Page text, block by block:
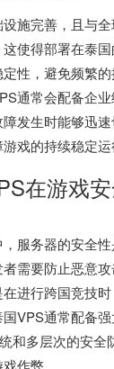
施完善，且与
使得部署在泰
性，避免频繁
通常会配备企
发生时能够迅
戏的持续稳定运
在游戏
服务器的安全
需要防止恶意
进行跨国竞技
国VPS通常配备强
和多层次的安全
作弊。